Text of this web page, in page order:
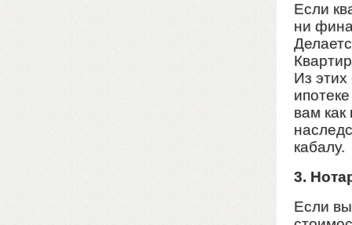
Если
ни
Из этих
вам
кабалу.
3.
Если